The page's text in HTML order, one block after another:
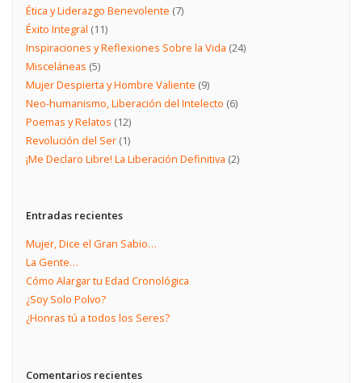
Ética y Liderazgo Benevolente (7)
Éxito Integral (11)
Inspiraciones y Reflexiones Sobre la Vida (24)
Misceláneas (5)
Mujer Despierta y Hombre Valiente (9)
Neo-humanismo, Liberación del Intelecto (6)
Poemas y Relatos (12)
Revolución del Ser(1)
¡Me Declaro Libre! La Liberación Definitiva (2)
Entradas recientes
Mujer, Dice el Gran Sabio…
La Gente…
Cómo Alargar tu Edad Cronológica
¿Soy Solo Polvo?
¿Honras tú a todos los Seres?
Comentarios recientes